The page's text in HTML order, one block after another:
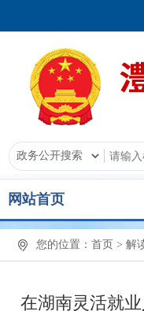
网站首页
您的位置： 首页 > 解
在湖南灵活就